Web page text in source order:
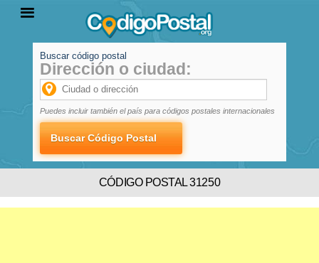
PROVINCIAS
LOCALIDADES
Buscar código postal
Dirección o ciudad:
Puedes incluir también el país para códigos postales internacionales
CÓDIGO POSTAL 31250